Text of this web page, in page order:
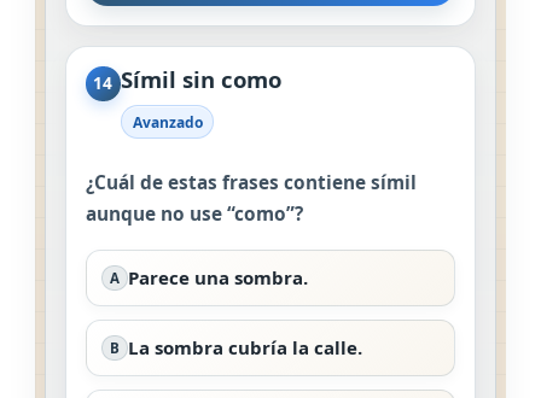
14 Símil sin como
Avanzado
¿Cuál de estas frases contiene símil
aunque no use “como”?
A Parece una sombra.
B La sombra cubría la calle.